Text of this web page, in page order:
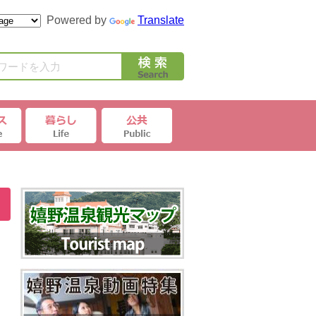
Powered by Translate
ードを入力